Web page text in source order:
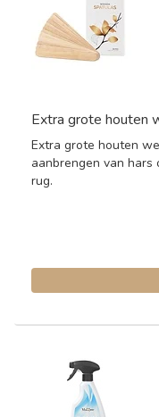
Extra grote houten
Extra grote houten
aanbrengen van hars
rug.